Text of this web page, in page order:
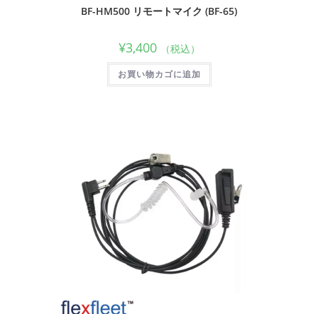
BF-HM500 リモートマイク (BF-65)
¥3,400 （税込）
お買い物カゴに追加